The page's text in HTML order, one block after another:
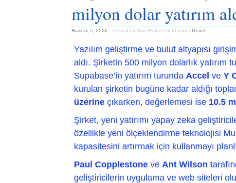
milyon dolar yatırım
Haziran 5, 2026 Posted by SiberBulucu.Com under Genel
Yazılım geliştirme ve bulut altyapısı
aldı. Şirketin 500 milyon dolarlık yatırım
Supabase’in yatırım turunda Accel ve Y
kurulan şirketin bugüne kadar aldığı
üzerine çıkarken, değerlemesi ise 10.5
Şirket, yeni yatırımı yapay zeka
özellikle yeni ölçeklendirme teknolojisi
kapasitesini artırmak için kullanmayı
Paul Copplestone ve Ant Wilson
geliştiricilerin uygulama ve web siteleri